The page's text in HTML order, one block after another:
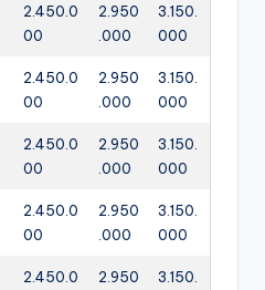
2.450.0
00
2.950
.000
3.150.
000
2.450.0
00
2.950
.000
3.150.
000
2.450.0
00
2.950
.000
3.150.
000
2.450.0
00
2.950
.000
3.150.
000
2.450.0
2.950
3.150.